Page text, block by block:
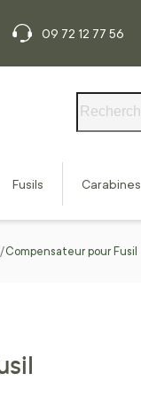
09 72 12 77 56
Fusils Carabines
Compensateur pour Fusil